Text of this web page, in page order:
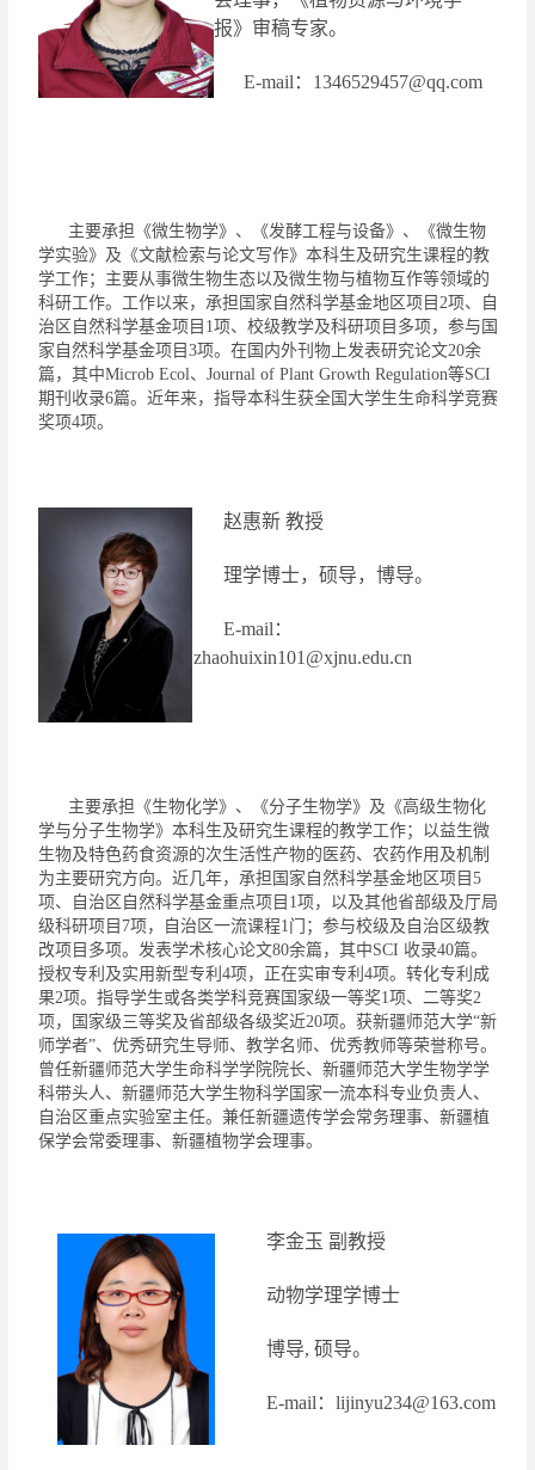
报》审稿专家。
E-mail ： 1346529457@qq.com
主要承担《微生物学》、《发酵工程与设备》、《微生物
学实验》及《文献检索与论文写作》本科生及研究生课程的教
学工作；主要从事微生物生态以及微生物与植物互作等领域的
科研工作。工作以来，承担国家自然科学基金地区项目 2项、自
治区自然科学基金项目 1项、校级教学及科研项目多项，参与国
家自然科学基金项目 3项。在国内外刊物上发表研究论文20余
篇，其中Microb Ecol、 Journal of Plant Growth Regulation等SCI
期刊收录6篇。近年来，指导本科生获全国大学生生命科学竞赛
奖项4项。
赵惠新 教授
理学博士， 硕导，博导。
E-mail ：
zhaohuixin101@xjnu.edu.cn
主要承担 《生物化学》 、 《分子生物学》 及《高级生物化
学与分子生物学》本科生及研究生课程的教学工作；以 益生微
生物及特色药食资源的次生活性产物的医药、农药作用及机制
为主要研究方向。 近几年， 承担 国家自然科学基金地区项目 5
项、
自治区自然科学基金重点项目 1项，以及其他省部级及厅局
级科研项目 7项， 自治区一流课程1 门 ； 参与校级及自治区级教
改项目多项。发表学术核心论文80余篇， 其中SCI 收录40篇。
授权专利及实用新型专利 4项，正在实审专利 4项。 转化专利成
果2项。指导学生或各类学科竞赛国家级一等奖1项、二等奖2
项，国家级三等奖及省部级各级奖近20项。 获新疆师范大学“新
师学者”、优秀研究生导师、 教学名师、优秀教师等荣誉称号。
曾任新疆师范大学生命科学学院院长、 新疆师范大学生物学学
科带头人、 新疆师范大学生物科学国家一流本科专业负责人 、
自治区重点实验室主任。 兼任新疆遗传学会常务理事、新疆植
保学会常委理事、新疆植物学会理事。
李金玉 副教授
动物学理学博士
博导, 硕导。
E-mail ： lijinyu234@163.com